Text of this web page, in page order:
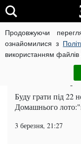
Продовжуючи
ознайомилися з
використанням файлів
ВІЙНА РОСІЇ
Коноплянка
Буду грати під 22
Домашнього
3 березня, 21:27